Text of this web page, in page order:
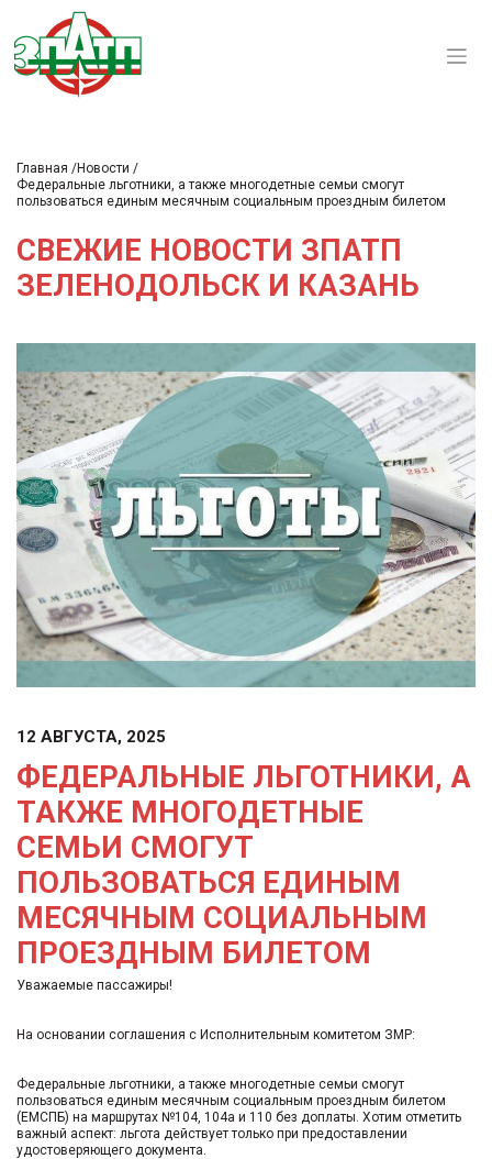
Главная
Новости
Федеральные льготники, а также многодетные семьи смогут
пользоваться единым месячным социальным проездным билетом
СВЕЖИЕ НОВОСТИ ЗПАТП
ЗЕЛЕНОДОЛЬСК И КАЗАНЬ
12 АВГУСТА, 2025
ФЕДЕРАЛЬНЫЕ ЛЬГОТНИКИ, А
ТАКЖЕ МНОГОДЕТНЫЕ
СЕМЬИ СМОГУТ
ПОЛЬЗОВАТЬСЯ ЕДИНЫМ
МЕСЯЧНЫМ СОЦИАЛЬНЫМ
ПРОЕЗДНЫМ БИЛЕТОМ
Уважаемые пассажиры!
На основании соглашения с Исполнительным комитетом ЗМР:
Федеральные льготники, а также многодетные семьи смогут
пользоваться единым месячным социальным проездным билетом
(ЕМСПБ) на маршрутах №104, 104а и 110 без доплаты. Хотим отметить
важный аспект: льгота действует только при предоставлении
удостоверяющего документа.